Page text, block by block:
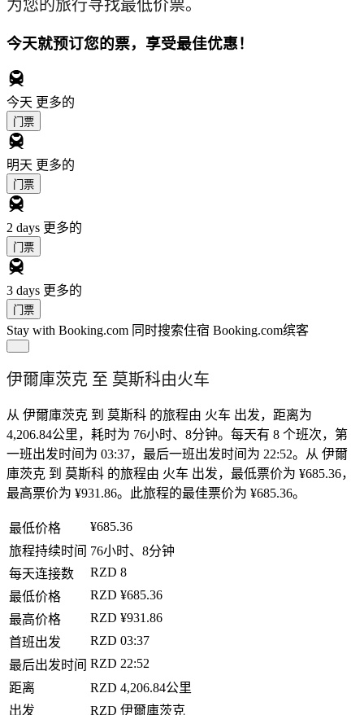
为您的旅行寻找最低价票。
今天就预订您的票，享受最佳优惠！
今天 更多的
门票
明天 更多的
门票
2 days 更多的
门票
3 days 更多的
门票
Stay with Booking.com 同时搜索住宿 Booking.com缤客
伊爾庫茨克 至 莫斯科由火车
从 伊爾庫茨克 到 莫斯科 的旅程由 火车 出发，距离为
4,206.84公里，耗时为 76小时、8分钟。每天有 8 个班次，第
一班出发时间为 03:37，最后一班出发时间为 22:52。从 伊爾
庫茨克 到 莫斯科 的旅程由 火车 出发，最低票价为 ¥685.36，
最高票价为 ¥931.86。此旅程的最佳票价为 ¥685.36。
最低价格
¥685.36
旅程持续时间 76小时、8分钟
每天连接数
RZD 8
最低价格
RZD ¥685.36
最高价格
RZD ¥931.86
首班出发
RZD 03:37
最后出发时间 RZD 22:52
距离
RZD 4,206.84公里
出发
RZD 伊爾庫茨克